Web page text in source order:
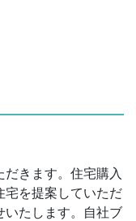
だきます。住宅購入
宅を提案していただ
いたします。自社ブ